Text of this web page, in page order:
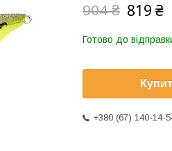
904 ₴ 819 ₴
Готово до
+380 (67) 140-14-